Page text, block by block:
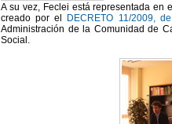
A su vez, Feclei está representada en el
creado por el
DECRETO 11/2009,
Administración de la Comunidad de
Social.